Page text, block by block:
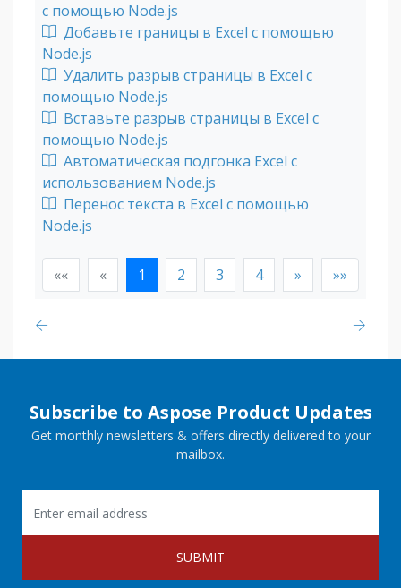
с помощью Node.js
Добавьте границы в Excel с помощью
Node.js
Удалить разрыв страницы в Excel с
помощью Node.js
Вставьте разрыв страницы в Excel с
помощью Node.js
Автоматическая подгонка Excel с
использованием Node.js
Перенос текста в Excel с помощью
Node.js
«« « 1 2 3 4 » »»
Subscribe to Aspose Product Updates
Get monthly newsletters & offers directly delivered to your
mailbox.
SUBMIT